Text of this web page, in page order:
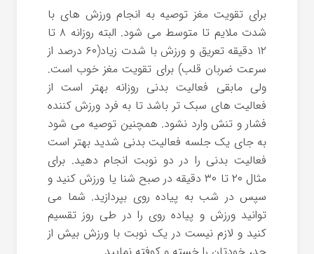
برای تقویت مغز توصیه به انجام ورزش های با
شدت ملایم تا متوسط می شود. البته روزانه ۸ تا
۱۲ دقیقه تعریق و ورزش با شدت زیاد(۶۰ درصد از
سرعت ضربان قلب) برای تقویت مغز خوب است.
ولی مابقی فعالیت بدنی روزانه بهتر است از
فعالیت های سبک تر باشد تا به فرد ورزش کننده
فشار و تنش وارد نشود. همچنین توصیه می شود
به جای یک جلسه فعالیت بدنی شدید بهتر است
فعالیت بدنی را در دو نوبت انجام دهید. برای
مثال ۲۰ تا ۳۰ دقیقه در صبح شنا یا ورزش کنید و
سپس در شب به پیاده روی بپردازید. شما می
توانید ورزش و پیاده روی را در طی روز تقسیم
کنید و لازم نیست در یک نوبت با ورزش بیش از